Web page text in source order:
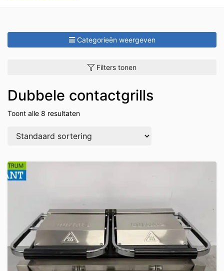
Categorieën weergeven
Filters tonen
Dubbele contactgrills
Toont alle 8 resultaten